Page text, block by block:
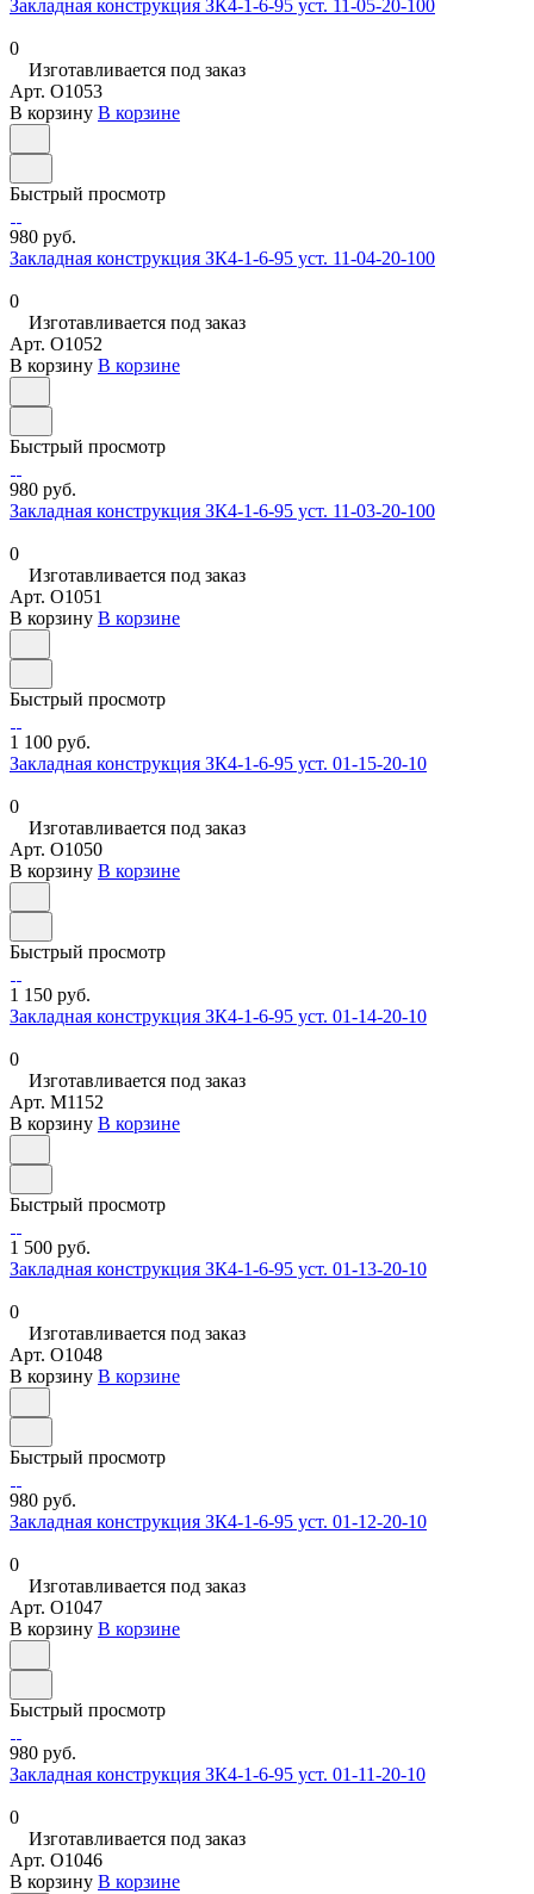
Закладная конструкция ЗК4-1-6-95 уст. 11-05-20-100
0
Изготавливается под заказ
Арт. O1053
В корзину В корзине
Быстрый просмотр
980 руб.
Закладная конструкция ЗК4-1-6-95 уст. 11-04-20-100
0
Изготавливается под заказ
Арт. O1052
В корзину В корзине
Быстрый просмотр
980 руб.
Закладная конструкция ЗК4-1-6-95 уст. 11-03-20-100
0
Изготавливается под заказ
Арт. O1051
В корзину В корзине
Быстрый просмотр
1 100 руб.
Закладная конструкция ЗК4-1-6-95 уст. 01-15-20-10
0
Изготавливается под заказ
Арт. O1050
В корзину В корзине
Быстрый просмотр
1 150 руб.
Закладная конструкция ЗК4-1-6-95 уст. 01-14-20-10
0
Изготавливается под заказ
Арт. M1152
В корзину В корзине
Быстрый просмотр
1 500 руб.
Закладная конструкция ЗК4-1-6-95 уст. 01-13-20-10
0
Изготавливается под заказ
Арт. O1048
В корзину В корзине
Быстрый просмотр
980 руб.
Закладная конструкция ЗК4-1-6-95 уст. 01-12-20-10
0
Изготавливается под заказ
Арт. O1047
В корзину В корзине
Быстрый просмотр
980 руб.
Закладная конструкция ЗК4-1-6-95 уст. 01-11-20-10
0
Изготавливается под заказ
Арт. O1046
В корзину В корзине